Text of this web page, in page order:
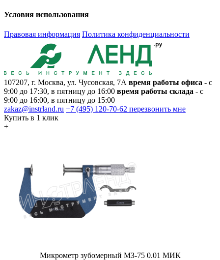
Условия использования
Правовая информация Политика конфиденциальности
107207, г. Москва, ул. Чусовская, 7А время работы офиса - с
9:00 до 17:30, в пятницу до 16:00 время работы склада - с
9:00 до 16:00, в пятницу до 15:00
zakaz@instrland.ru +7 (495) 120-70-62 перезвонить мне
Купить в 1 клик
+
Микрометр зубомерный МЗ-75 0.01 МИК